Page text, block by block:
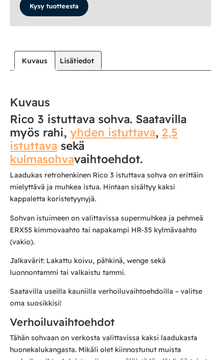
Kysy tuotteesta
Kuvaus Lisätiedot
Kuvaus
Rico 3 istuttava sohva. Saatavilla
myös rahi, yhden istuttava, 2,5
istuttava sekä
kulmasohvavaihtoehdot.
Laadukas retrohenkinen Rico 3 istuttava sohva on erittäin
mielyttävä ja muhkea istua. Hintaan sisältyy kaksi
kappaletta koristetyynyjä.
Sohvan istuimeen on valittavissa supermuhkea ja pehmeä
ERX55 kimmovaahto tai napakampi HR-35 kylmävaahto
(vakio).
Jalkavärit: Lakattu koivu, pähkinä, wenge sekä
luonnontammi tai valkaistu tammi.
Saatavilla useilla kauniilla verhoiluvaihtoehdoilla – valitse
oma suosikkisi!
Verhoiluvaihtoehdot
Tähän sohvaan on verkosta valittavissa kaksi laadukasta
huonekalukangasta. Mikäli olet kiinnostunut muista